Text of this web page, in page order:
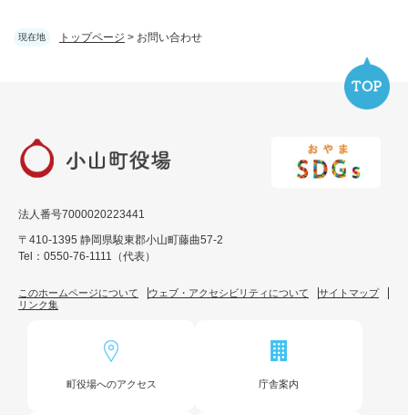
現在地 トップページ > お問い合わせ
法人番号7000020223441
〒410-1395 静岡県駿東郡小山町藤曲57-2
Tel：0550-76-1111（代表）
このホームページについて ウェブ・アクセシビリティについて
サイトマップ
リンク集
町役場へのアクセス 庁舎案内